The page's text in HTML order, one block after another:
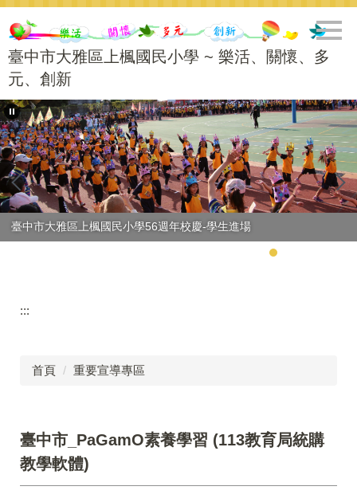
跳
到
主
要
內
容
區
臺中市大雅區上楓國民小學 ~ 樂活、關懷、多
元、創新
臺中市大雅區上楓國民小學56週年校慶-學生進場
:::
首頁 重要宣導專區
臺中市_PaGamO素養學習 (113教育局統購
教學軟體)